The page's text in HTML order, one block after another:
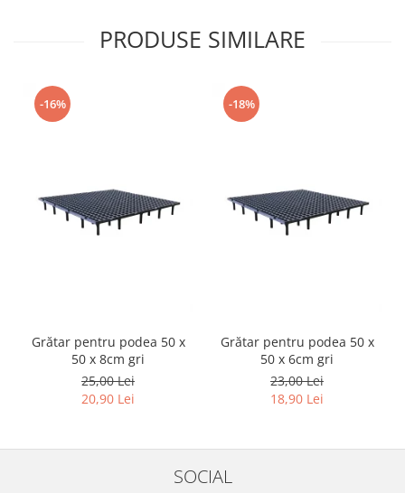
PRODUSE SIMILARE
-16%
Grătar pentru podea 50 x
50 x 8cm gri
25,00 Lei
20,90 Lei
-18%
Grătar pentru podea 50 x
50 x 6cm gri
23,00 Lei
18,90 Lei
SOCIAL